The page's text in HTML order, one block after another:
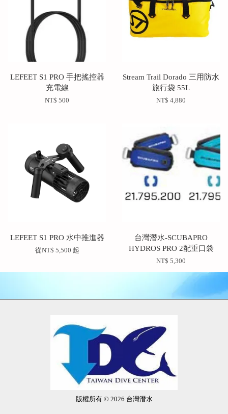
LEFEET S1 PRO 手把搖控器
充電線
NT$ 500
Stream Trail Dorado 三用防水
旅行袋 55L
NT$ 4,880
LEFEET S1 PRO 水中推進器
從NT$ 5,500 起
台灣潛水-SCUBAPRO
HYDROS PRO 2配重口袋
NT$ 5,300
版權所有 © 2026 台灣潛水